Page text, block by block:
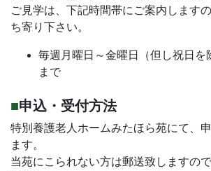
ご見学は、下記時間帯にご案内します
ち寄り下さい。
毎週月曜日～金曜日（但し祝日を
まで
申込・受付方法
特別養護老人ホームみたほら苑にて、
ます。
当苑にこられない方は郵送致しますの